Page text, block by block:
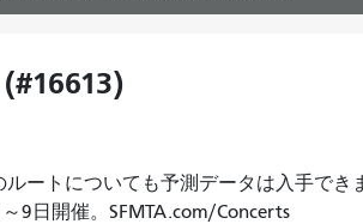
ートについても予測データは入手でき
9日開催。SFMTA.com/Concerts